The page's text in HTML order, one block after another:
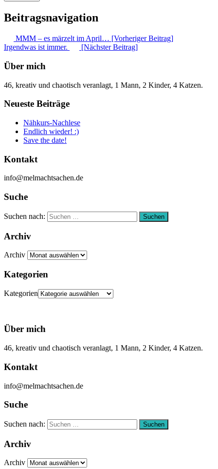
Beitragsnavigation
MMM – es märzelt im April… [Vorheriger Beitrag]
Irgendwas ist immer.
[Nächster Beitrag]
Über mich
46, kreativ und chaotisch veranlagt, 1 Mann, 2 Kinder, 4 Katzen.
Neueste Beiträge
Nähkurs-Nachlese
Endlich wieder! :)
Save the date!
Kontakt
info@melmachtsachen.de
Suche
Suchen nach: Suchen
Archiv
Archiv
Kategorien
Kategorien
Über mich
46, kreativ und chaotisch veranlagt, 1 Mann, 2 Kinder, 4 Katzen.
Kontakt
info@melmachtsachen.de
Suche
Suchen nach: Suchen
Archiv
Archiv